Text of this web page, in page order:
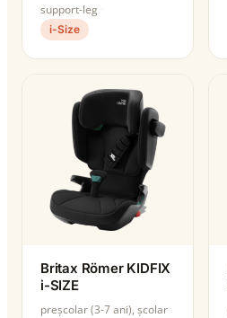
support-leg
i-Size
Britax Römer KIDFIX
i-SIZE
preșcolar (3-7 ani), școlar